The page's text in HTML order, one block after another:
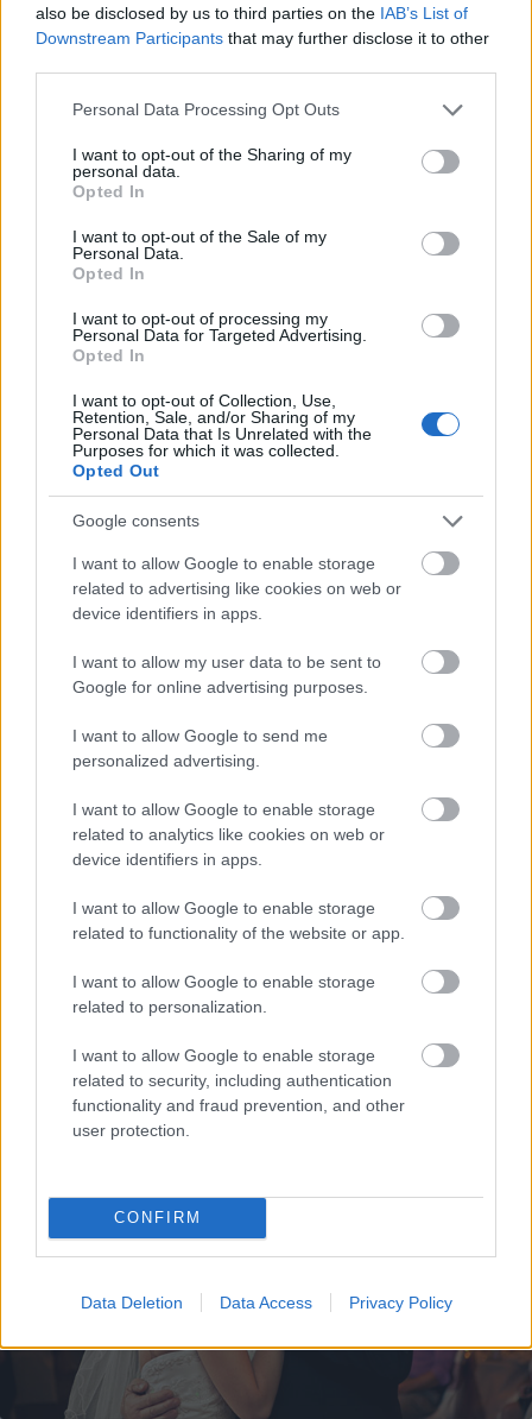
also be disclosed by us to third parties on the IAB’s List of
Downstream Participants that may further disclose it to other
Please note that this website/app uses one or more Google
not limited to your visit or usage behaviour. You may click to
grant or deny consent to Google and its third-party tags to
use your data for below specified purposes in below Google
consent section.
Personal Data Processing Opt Outs
I want to opt-out of the Sharing of my
personal data.
Opted In
I want to opt-out of the Sale of my
Personal Data.
Opted In
I want to opt-out of processing my
Personal Data for Targeted Advertising.
Opted In
I want to opt-out of Collection, Use,
Retention, Sale, and/or Sharing of my
Personal Data that Is Unrelated with the
Purposes for which it was collected.
Opted Out
Google consents
I want to allow Google to enable storage
related to advertising like cookies on web or
device identifiers in apps.
I want to allow my user data to be sent to
Google for online advertising purposes.
I want to allow Google to send me
personalized advertising.
I want to allow Google to enable storage
related to analytics like cookies on web or
device identifiers in apps.
I want to allow Google to enable storage
related to functionality of the website or app.
I want to allow Google to enable storage
related to personalization.
I want to allow Google to enable storage
related to security, including authentication
functionality and fraud prevention, and other
user protection.
CONFIRM
Data Deletion Data Access Privacy Policy
De asemenea, este important pentru un tata sa fie
lasat sa aiba in continuare grija de fiica lui si sa o
ajute sa se pregateasca pentru nunta.